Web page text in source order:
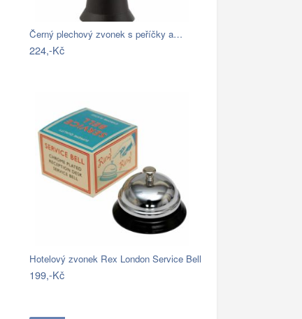
Černý plechový zvonek s peříčky a…
224,-Kč
Hotelový zvonek Rex London Service Bell
199,-Kč